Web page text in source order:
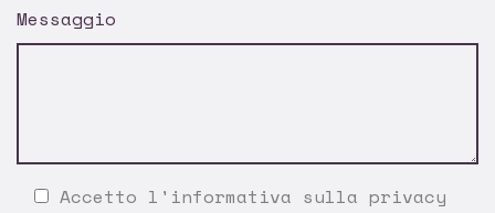
Messaggio
Accetto l' informativa sulla privacy